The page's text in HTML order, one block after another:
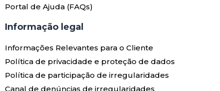
Portal de Ajuda (FAQs)
Informação legal
Informações Relevantes para o Cliente
Política de privacidade e proteção de dados
Política de participação de irregularidades
Canal de denúncias de irregularidades